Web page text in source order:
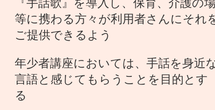
『手話歌』を導入し、保育、介護の
等に携わる方々が利用者さんにそれ
ご提供できるよう
年少者講座においては、手話を身近
言語と感じてもらうことを目的とす
る